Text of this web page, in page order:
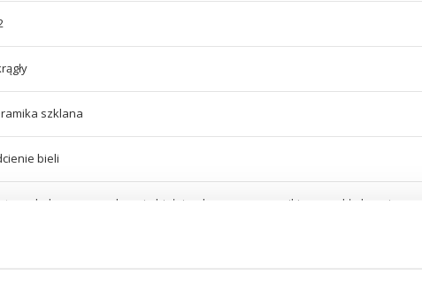
szklana
bieli
wygląd marmuru o barwie białej wykonany z ceramiki oraz szkła